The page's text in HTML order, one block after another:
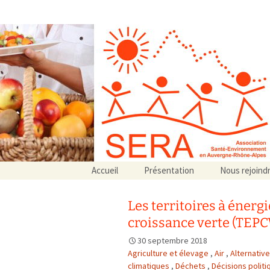
Aller
au
Accueil Présentation
Associations partenaires
Associations adhérentes
Nous
Les territoires à
croissance verte
30 septembre 2018
Agriculture et élevage , Air ,
climatiques , Déchets , Décisions